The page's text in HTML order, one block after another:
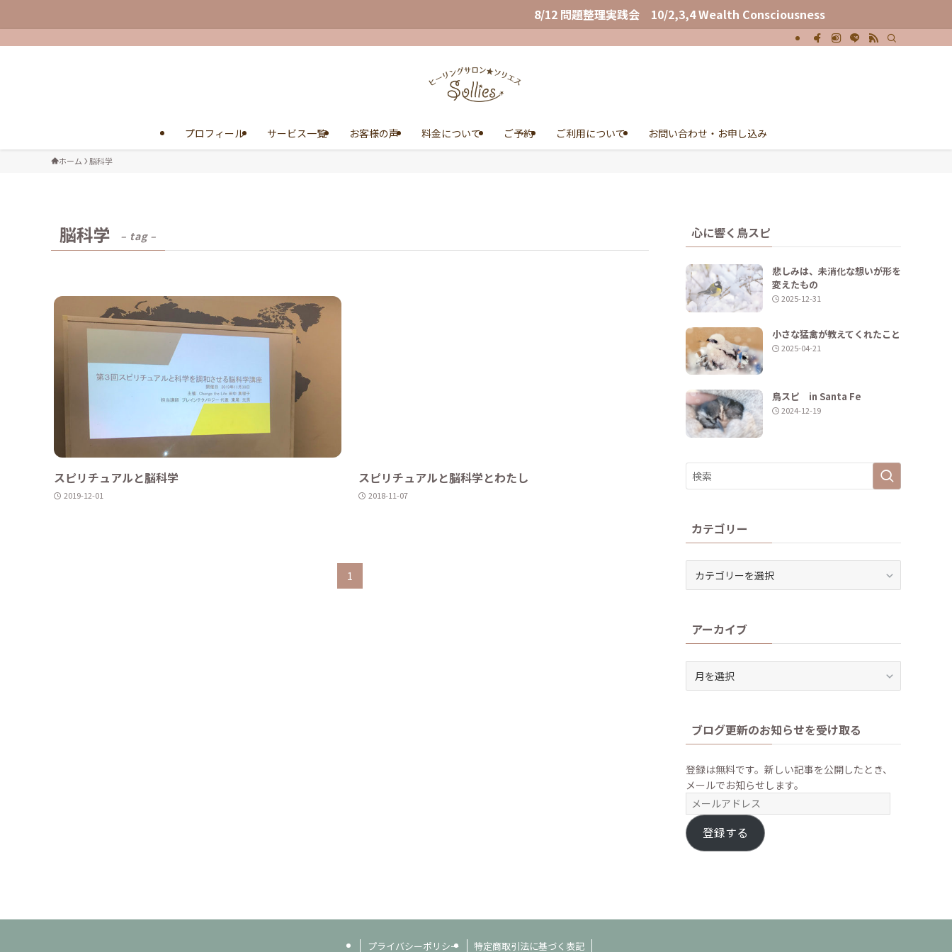
8/12 問題整理実践会 10/2,3,4 Wealth Consciousness
プロフィール サービス一覧 お客様の声 料金について ご予約 ご利用について お問い合わせ・お申し込み
ホーム 脳科学
脳科学 – tag –
スピリチュアルと脳科学
2019-12-01
スピリチュアルと脳科学とわたし
2018-11-07
1
心に響く鳥スピ
悲しみは、未消化な想いが形を
変えたもの
2025-12-31
小さな猛禽が教えてくれたこと
2025-04-21
鳥スピ in Santa Fe
2024-12-19
カテゴリー
ーアーカイブ
ブブログ更新のお知らせを受け取る
登録は無料です。新しい記事を公開したとき、
メールでお知らせします。
メ
ー
ル
ア
登録する
プライバシーポリシー 特定商取引法に基づく表記